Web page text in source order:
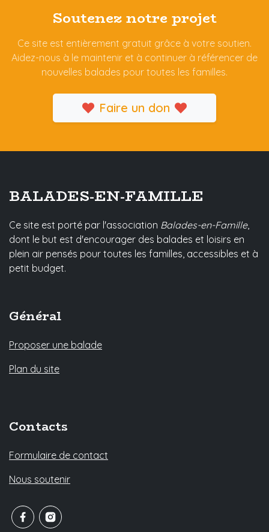
Soutenez notre projet
Ce site est entièrement gratuit grâce à votre soutien.
Aidez-nous à le maintenir et à continuer à référencer de
nouvelles balades pour toutes les familles.
Faire un don
BALADES-EN-FAMILLE
Ce site est porté par l'association Balades-en-Famille,
dont le but est d'encourager des balades et loisirs en
plein air pensés pour toutes les familles, accessibles et à
petit budget.
Général
Proposer une balade
Plan du site
Contacts
Formulaire de contact
Nous soutenir